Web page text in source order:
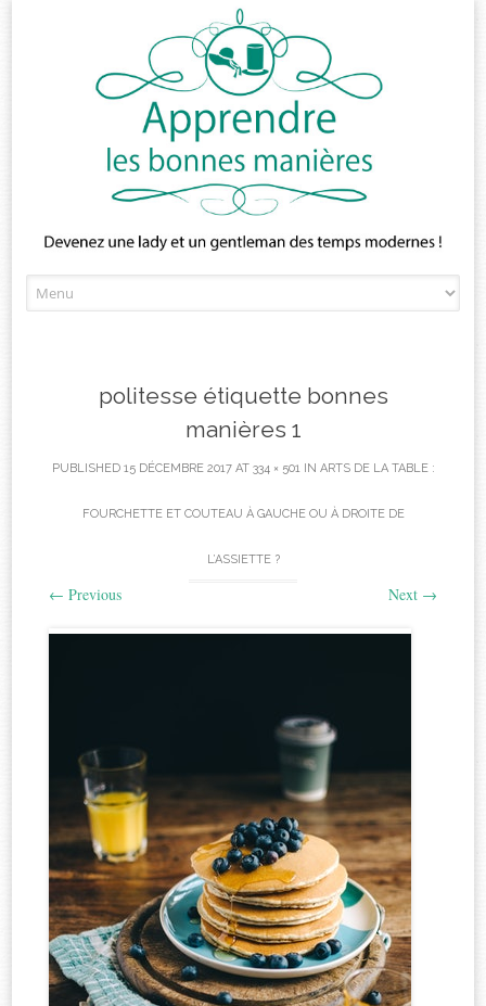
to
politesse étiquette bonnes
manières 1
PUBLISHED 15 DÉCEMBRE 2017AT 334 × 501IN ARTS DE LA TABLE :
FOURCHETTE ET COUTEAU À GAUCHE OU À DROITE DE
L’ASSIETTE ?
← Previous Next →